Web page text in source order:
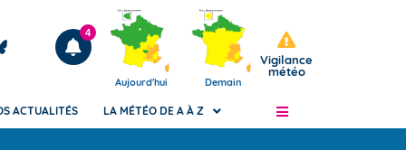
Articles
4
Aujourd'hui Demain
Vigilance
météo
ACTUALITÉS LA MÉTÉO DE A À Z